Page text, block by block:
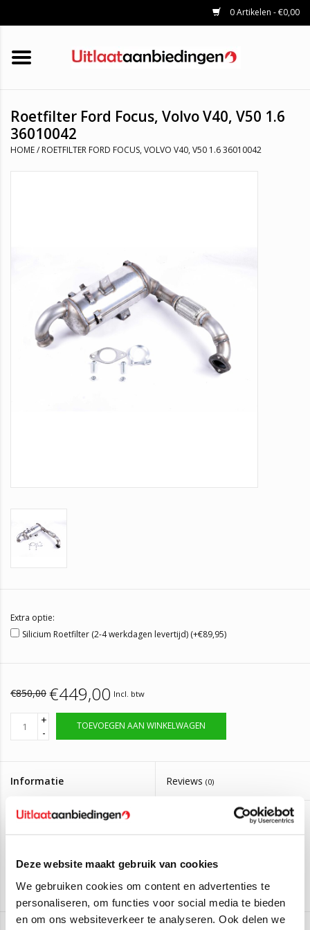
Deze website maakt gebruik van cookies
We gebruiken cookies om content en advertenties te
personaliseren, om functies voor social media te bieden
en om ons websiteverkeer te analyseren. Ook delen we
0 Artikelen - €0,00
HOME
KATALYSATOREN
UNIVERSELE UITLAATDELEN
MERKEN
Roetfilter Ford Focus, Volvo V40, V50 1.6
36010042
HOME/ ROETFILTER FORD FOCUS, VOLVO V40, V50 1.6 36010042
Extra optie:
Silicium Roetfilter (2-4 werkdagen levertijd) (+€89,95)
€850,00 €449,00 Incl. btw
+
-
TOEVOEGEN AAN WINKELWAGEN
Informatie Reviews (0)
Artikelnummer: DPF 091
Op voorraad, bestel voor 14:00 zelfde dag
Roetfilter Ford Focus, Volvo V40, V50 1.6
Deze Roetfilter is geschikt voor: